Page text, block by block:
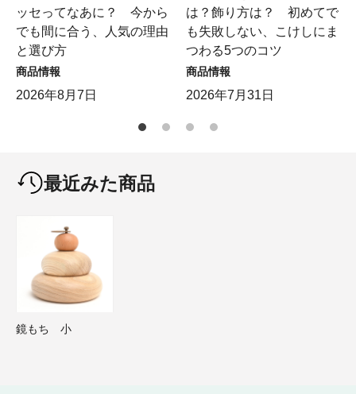
ッセってなあに？ 今から
でも間に合う、人気の理由
と選び方
商品情報
2026年8月7日
は？飾り方は？ 初めてで
も失敗しない、こけしにま
つわる5つのコツ
商品情報
2026年7月31日
最近みた商品
鏡もち 小